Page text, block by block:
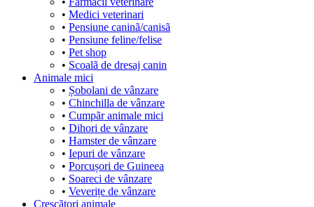
• Medici veterinari
• Pensiune caninã/canisã
• Pensiune feline/felise
• Pet shop
• Scoalã de dresaj canin
Animale mici
• Șobolani de vânzare
• Chinchilla de vânzare
• Cumpãr animale mici
• Dihori de vânzare
• Hamster de vânzare
• Iepuri de vânzare
• Porcușori de Guineea
• Soareci de vânzare
• Veverițe de vânzare
Crescãtori animale